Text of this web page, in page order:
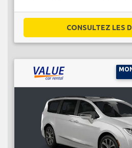
CONSULTEZ LES